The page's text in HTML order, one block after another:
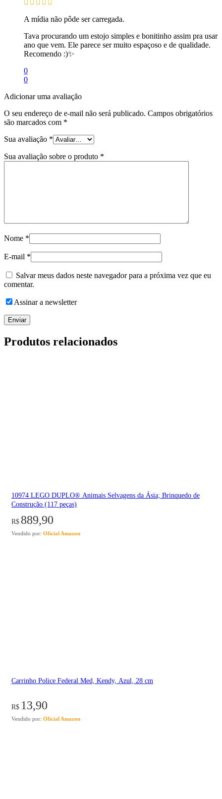
A mídia não pôde ser carregada.
Tava procurando um estojo simples e bonitinho assim pra usar
ano que vem. Ele parece ser muito espaçoso e de qualidade.
Recomendo :)✨
0
0
Adicionar uma avaliação
O seu endereço de e-mail não será publicado. Campos obrigatórios
são marcados com *
Sua avaliação *
Sua avaliação sobre o produto *
Nome *
E-mail *
Salvar meus dados neste navegador para a próxima vez que eu
comentar.
Assinar a newsletter
Produtos relacionados
10974 LEGO DUPLO® Animais Selvagens da Ásia; Brinquedo de
Construção (117 peças)
R$ 889,90
Vendido por: Oficial Amazon
Carrinho Police Federal Med, Kendy, Azul, 28 cm
R$ 13,90
Vendido por: Oficial Amazon